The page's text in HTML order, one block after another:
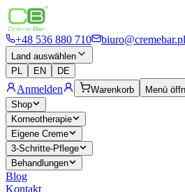
+48 536 880 710 biuro@cremebar.pl
Land auswählen
PL
EN DE
Anmelden Warenkorb
Menü
Shop
Korneotherapie
Eigene Creme
3-Schritte-Pflege
Behandlungen
Blog
Kontakt